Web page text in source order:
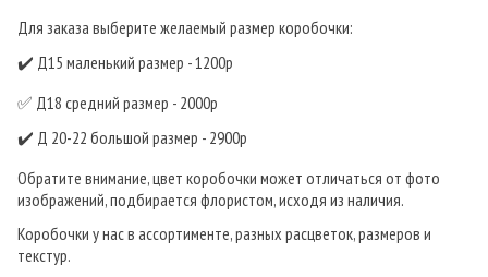
Для заказа выберите желаемый размер коробочки:
✔️ Д15 маленький размер - 1200р
✅️ Д18 средний размер - 2000р
✔️ Д 20-22 большой размер - 2900р
Обратите внимание, цвет коробочки может отличаться от фото
изображений, подбирается флористом, исходя из наличия.
Коробочки у нас в ассортименте, разных расцветок, размеров и
текстур.